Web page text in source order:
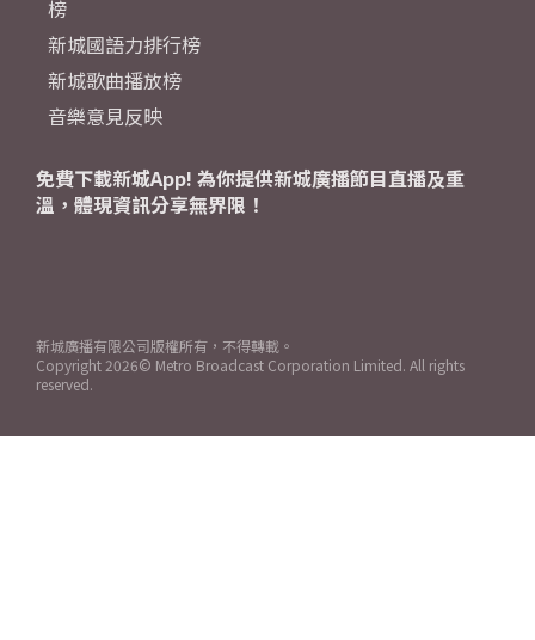
榜
新城國語力排行榜
新城歌曲播放榜
音樂意見反映
免費下載新城App! 為你提供新城廣播節目直播及重
溫，體現資訊分享無界限！
新城廣播有限公司版權所有，不得轉載。
Copyright 2026© Metro Broadcast Corporation Limited. All rights
reserved.